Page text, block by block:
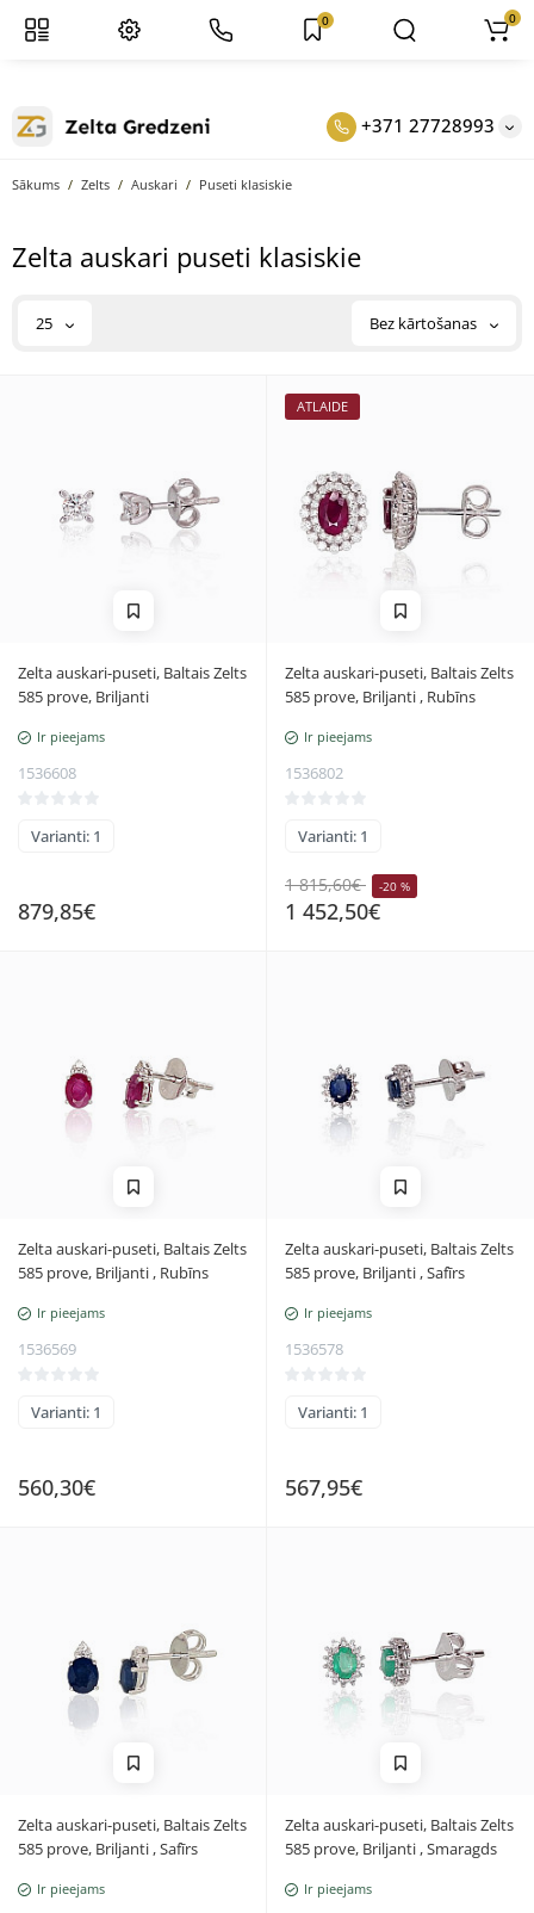
+371 27728993
0 0
Sākums Zelts Auskari Puseti klasiskie
Zelta auskari puseti klasiskie
25 Bez kārtošanas
Zelta auskari-puseti, Baltais Zelts
585 prove, Briljanti
Ir pieejams
1536608
Varianti: 1
879,85€
ATLAIDE
Zelta auskari-puseti, Baltais Zelts
585 prove, Briljanti , Rubīns
Ir pieejams
1536802
Varianti: 1
1 815,60€ -20 %
1 452,50€
Zelta auskari-puseti, Baltais Zelts
585 prove, Briljanti , Rubīns
Ir pieejams
1536569
Varianti: 1
560,30€
Zelta auskari-puseti, Baltais Zelts
585 prove, Briljanti , Safīrs
Ir pieejams
1536578
Varianti: 1
567,95€
Zelta auskari-puseti, Baltais Zelts
585 prove, Briljanti , Safīrs
Ir pieejams
Zelta auskari-puseti, Baltais Zelts
585 prove, Briljanti , Smaragds
Ir pieejams